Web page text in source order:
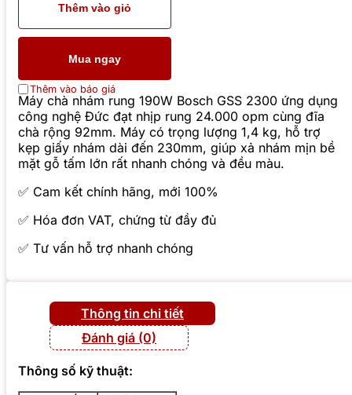
Thêm vào giỏ
Mua ngay
Thêm vào báo giá
Máy chà nhám rung 190W Bosch GSS 2300 ứng dụng
công nghệ Đức đạt nhịp rung 24.000 opm cùng đĩa
chà rộng 92mm. Máy có trọng lượng 1,4 kg, hỗ trợ
kẹp giấy nhám dài đến 230mm, giúp xả nhám mịn bề
mặt gỗ tấm lớn rất nhanh chóng và đều màu.
✅ Cam kết chính hãng, mới 100%
✅ Hóa đơn VAT, chứng từ đầy đủ
✅ Tư vấn hỗ trợ nhanh chóng
Thông tin chi tiết
Đánh giá (0)
Thông số kỹ thuật: